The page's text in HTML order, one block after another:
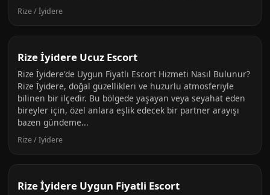
Rize / İyidere
Rize İyidere Ucuz Escort
Rize İyidere'de Uygun Fiyatlı Escort Hizmeti Nasıl Bulunur?
Rize İyidere, doğal güzellikleri ve huzurlu atmosferiyle
bilinen bir ilçedir. Bu bölgede yaşayan veya seyahat eden
bireyler için, özel anlara eşlik edecek bir partner arayışı
bazen gündeme...
Rize / İyidere
Rize İyidere Uygun Fiyatli Escort